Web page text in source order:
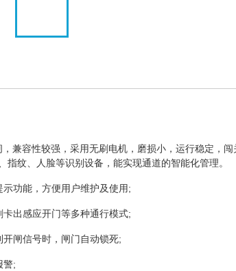
兼容性较强，采用无刷电机，磨损小，运行稳定，
指纹、人脸等识别设备，能实现通道的智能化管理。
功能，方便用户维护及使用;
出感应开门等多种通行模式;
闸信号时，闸门自动锁死;
警;